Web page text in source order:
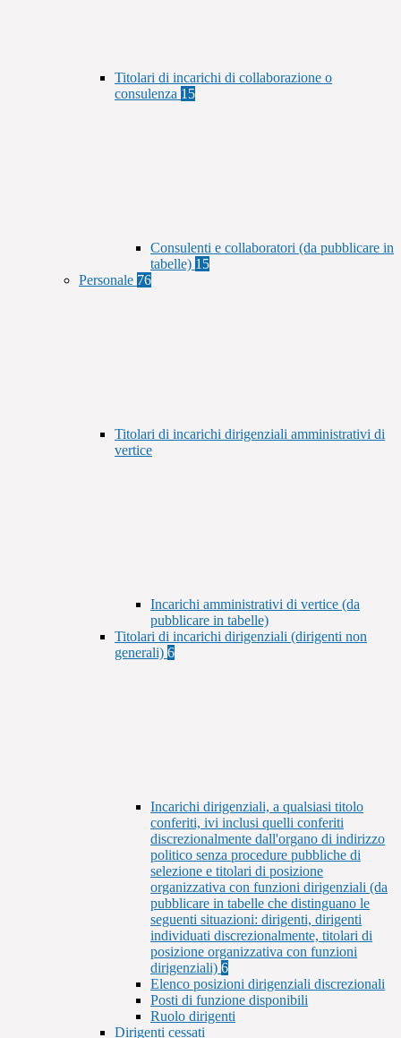
Titolari di incarichi di collaborazione o
consulenza 15
Consulenti e collaboratori (da pubblicare in
tabelle) 15
Personale 76
Titolari di incarichi dirigenziali amministrativi di
vertice
Incarichi amministrativi di vertice (da
pubblicare in tabelle)
Titolari di incarichi dirigenziali (dirigenti non
generali) 6
Incarichi dirigenziali, a qualsiasi titolo
conferiti, ivi inclusi quelli conferiti
discrezionalmente dall'organo di indirizzo
politico senza procedure pubbliche di
selezione e titolari di posizione
organizzativa con funzioni dirigenziali (da
pubblicare in tabelle che distinguano le
seguenti situazioni: dirigenti, dirigenti
individuati discrezionalmente, titolari di
posizione organizzativa con funzioni
dirigenziali) 6
Elenco posizioni dirigenziali discrezionali
Posti di funzione disponibili
Ruolo dirigenti
Dirigenti cessati